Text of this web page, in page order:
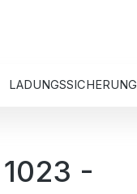
LADUNGSSICHERUNG
-